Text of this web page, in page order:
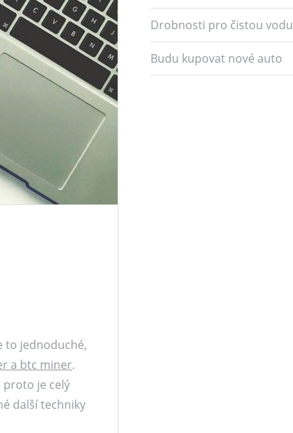
to jednoduché,
a btc miner.
proto je celý
další techniky
Drobnosti pro čistou vodu
Budu kupovat nové auto